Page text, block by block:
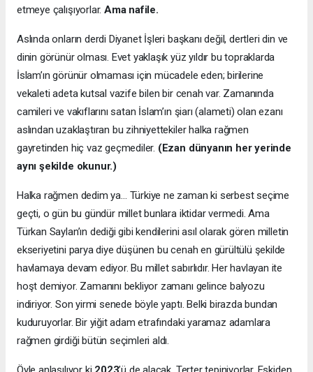
etmeye çalışıyorlar. Ama nafile.
Aslında onların derdi Diyanet İşleri başkanı değil, dertleri din ve
dinin görünür olması. Evet yaklaşık yüz yıldır bu topraklarda
İslam’ın görünür olmaması için mücadele eden; birilerine
vekaleti adeta kutsal vazife bilen bir cenah var. Zamanında
camileri ve vakıflarını satan İslam’ın şiarı (alameti) olan ezanı
aslından uzaklaştıran bu zihniyettekiler halka rağmen
gayretinden hiç vaz geçmediler. (Ezan dünyanın her yerinde
aynı şekilde okunur.)
Halka rağmen dedim ya… Türkiye ne zaman ki serbest seçime
geçti, o gün bu gündür millet bunlara iktidar vermedi. Ama
Türkan Saylan’ın dediği gibi kendilerini asıl olarak gören milletin
ekseriyetini parya diye düşünen bu cenah en gürültülü şekilde
havlamaya devam ediyor. Bu millet sabırlıdır. Her havlayan ite
hoşt demiyor. Zamanını bekliyor zamanı gelince balyozu
indiriyor. Son yirmi senede böyle yaptı. Belki birazda bundan
kuduruyorlar. Bir yiğit adam etrafındaki yaramaz adamlara
rağmen girdiği bütün seçimleri aldı.